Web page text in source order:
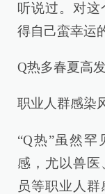
听说过。对
得自己蛮幸运
Q热多春夏高
职业人群感染
“Q热”虽然罕
感，尤以兽医
员等职业人